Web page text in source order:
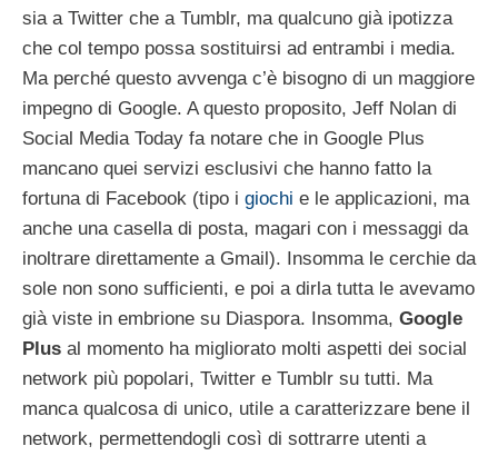
sia a Twitter che a Tumblr, ma qualcuno già ipotizza
che col tempo possa sostituirsi ad entrambi i media.
Ma perché questo avvenga c’è bisogno di un maggiore
impegno di Google. A questo proposito, Jeff Nolan di
Social Media Today fa notare che in Google Plus
mancano quei servizi esclusivi che hanno fatto la
fortuna di Facebook (tipo i giochi e le applicazioni, ma
anche una casella di posta, magari con i messaggi da
inoltrare direttamente a Gmail). Insomma le cerchie da
sole non sono sufficienti, e poi a dirla tutta le avevamo
già viste in embrione su Diaspora. Insomma, Google
Plus al momento ha migliorato molti aspetti dei social
network più popolari, Twitter e Tumblr su tutti. Ma
manca qualcosa di unico, utile a caratterizzare bene il
network, permettendogli così di sottrarre utenti a